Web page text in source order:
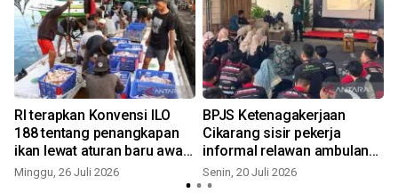
RI terapkan Konvensi ILO
188 tentang penangkapan
ikan lewat aturan baru awak
kapal perikanan
Minggu, 26 Juli 2026
BPJS Ketenagakerjaan
Cikarang sisir pekerja
informal relawan ambulans
di PSC 119
Senin, 20 Juli 2026